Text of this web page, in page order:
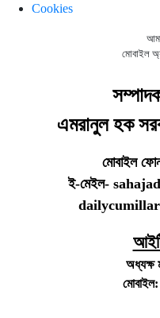
Cookies
মোবাইল
এমরানুল হক
মোবাইল
ই-মেইল-
অধ্যক্ষ